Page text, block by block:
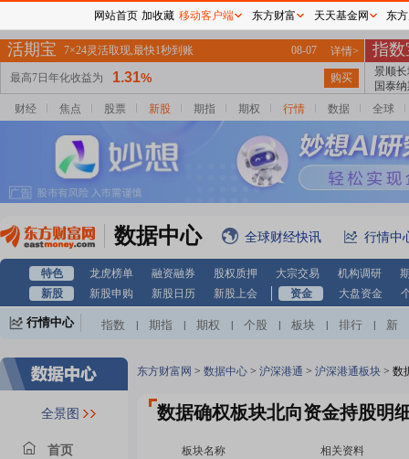
财经 焦点 股票 新股 期指 期权 行情 数据 全球
数据中心 全球财经快讯 行情中
特色 龙虎榜单 融资融券 股权质押 大宗交易 机构调研
新股
新股申购 新股日历 新股上会 资金 大盘资金
行情中心 指数 期指 期权 个股 板块 排行
新
自选股
全景图
首页
东方财富网 > 数据中心 > 沪深港通 > 沪深港通板块 > 数
数据确权板块北向资金持股明
板块名称 相关资料
网站首页 加收藏 移动客户端 东方财富 天天基金网 东